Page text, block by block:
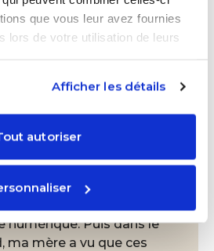
que vous leur avez fournies
lors de votre utilisation de leurs
Afficher les détails
autoriser
réorientation) :
ES quand j’ai décidé
peur de cette
test Proxxie m’a d’abord
numérique. Puis dans le
ma mère a vu que ces